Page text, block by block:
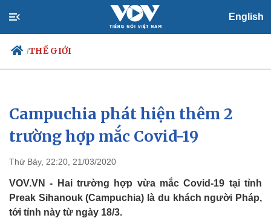
English
/THẾ GIỚI
Chính trị
Đảng
Tổ chức nhân sự
Nhận diện sự thật
Xã hội
Tin 24h
Dự báo thời tiết
Việc làm
Biển đảo
Campuchia phát hiện thêm 2
trường hợp mắc Covid-19
Thứ Bảy, 22:20, 21/03/2020
VOV.VN - Hai trường hợp vừa mắc Covid-19 tại tỉnh
Preak Sihanouk (Campuchia) là du khách người Pháp,
tới tỉnh này từ ngày 18/3.